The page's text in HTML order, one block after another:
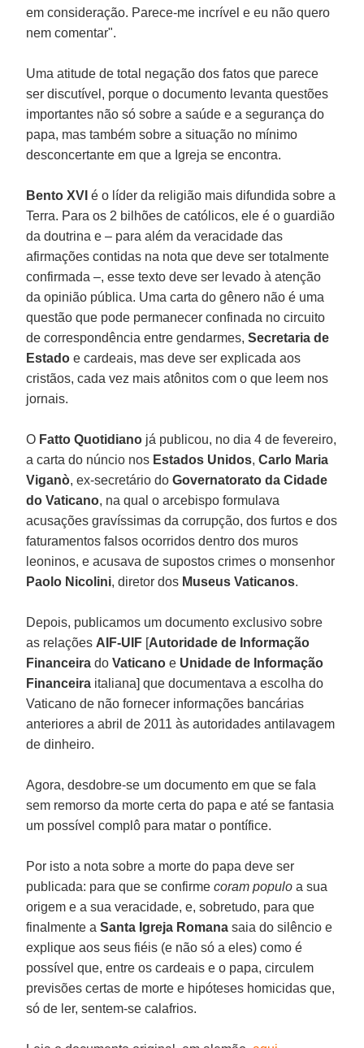
em consideração. Parece-me incrível e eu não quero
nem comentar".
Uma atitude de total negação dos fatos que parece
ser discutível, porque o documento levanta questões
importantes não só sobre a saúde e a segurança do
papa, mas também sobre a situação no mínimo
desconcertante em que a Igreja se encontra.
Bento XVIé o líder da religião mais difundida sobre a
Terra. Para os 2 bilhões de católicos, ele é o guardião
da doutrina e – para além da veracidade das
afirmações contidas na nota que deve ser totalmente
confirmada –, esse texto deve ser levado à atenção
da opinião pública. Uma carta do gênero não é uma
questão que pode permanecer confinada no circuito
de correspondência entre gendarmes,Secretaria de
Estadoe cardeais, mas deve ser explicada aos
cristãos, cada vez mais atônitos com o que leem nos
jornais.
O Fatto Quotidiano já publicou, no dia 4 de fevereiro,
a carta do núncio nos Estados Unidos,Carlo Maria
Viganò, ex-secretário doGovernatorato da Cidade
do Vaticano, na qual o arcebispo formulava
acusações gravíssimas da corrupção, dos furtos e dos
faturamentos falsos ocorridos dentro dos muros
leoninos, e acusava de supostos crimes o monsenhor
Paolo Nicolini, diretor dos Museus Vaticanos.
Depois, publicamos um documento exclusivo sobre
as relações AIF-UIF [Autoridade de Informação
FinanceiradoVaticanoe Unidade de Informação
Financeira italiana] que documentava a escolha do
Vaticano de não fornecer informações bancárias
anteriores a abril de 2011 às autoridades antilavagem
de dinheiro.
Agora, desdobre-se um documento em que se fala
sem remorso da morte certa do papa e até se fantasia
um possível complô para matar o pontífice.
Por isto a nota sobre a morte do papa deve ser
publicada: para que se confirmecoram populo a sua
origem e a sua veracidade, e, sobretudo, para que
finalmente aSanta Igreja Romanasaia do silêncio e
explique aos seus fiéis (e não só a eles) como é
possível que, entre os cardeais e o papa, circulem
previsões certas de morte e hipóteses homicidas que,
só de ler, sentem-se calafrios.